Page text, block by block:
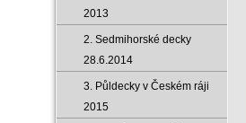
2013
2. Sedmihorské decky
28.6.2014
3. Půldecky v Českém ráji
2015